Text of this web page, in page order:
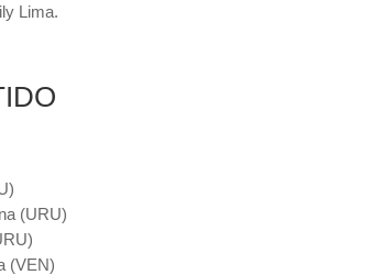
Lima.
(URU)
(VEN)